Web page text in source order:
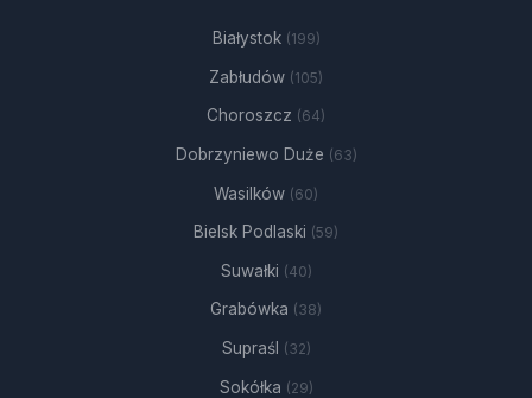
Białystok (199)
Zabłudów (105)
Choroszcz (64)
Dobrzyniewo Duże (63)
Wasilków (60)
Bielsk Podlaski (59)
Suwałki (40)
Grabówka (38)
Supraśl (32)
Sokółka (29)